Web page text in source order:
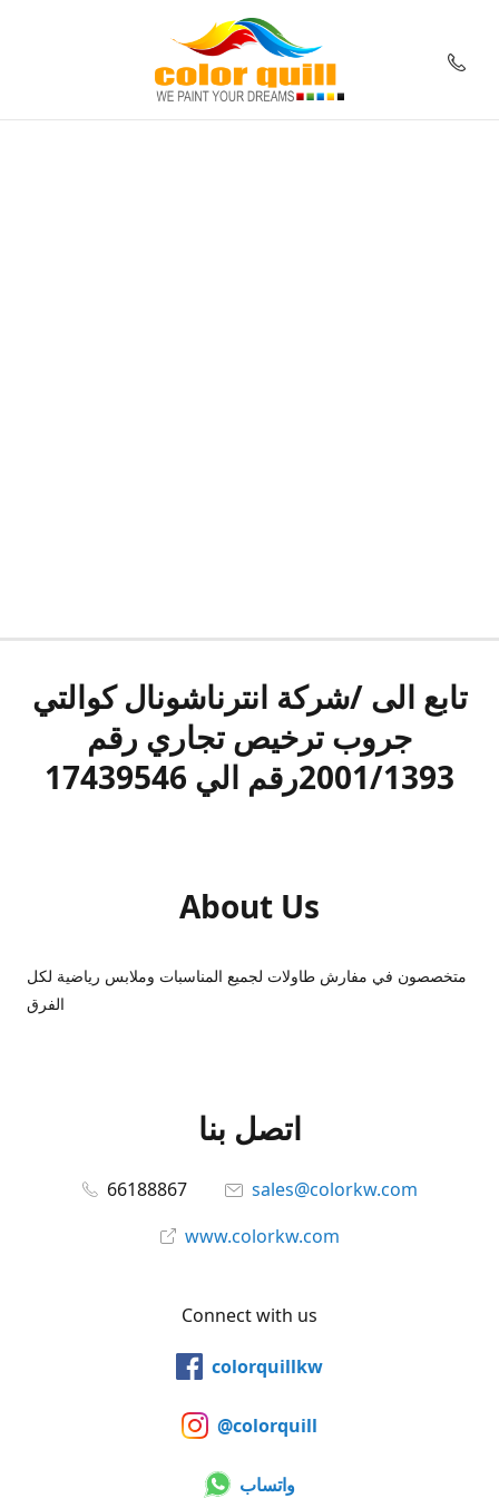
تابع الى /شركة انترناشونال كوالتي
جروب ترخيص تجاري رقم
2001/1393رقم الي 17439546
About Us
متخصصون في مفارش طاولات لجميع المناسبات وملابس رياضية لكل
الفرق
اتصل بنا
66188867
sales@colorkw.com
www.colorkw.com
Connect with us
colorquillkw
@colorquill
واتساب